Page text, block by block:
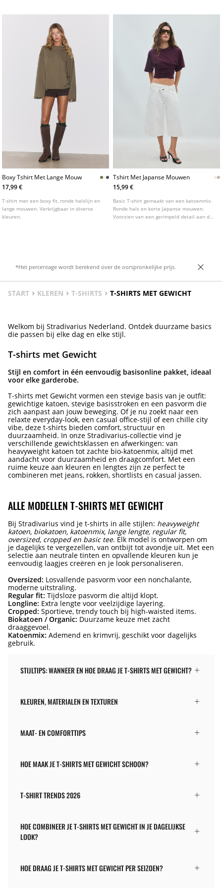
Boxy Tshirt Met Lange Mouw
17,99 €
T-shirt met een boxy fit, ronde halslijn en
lange mouwen. Verkrijgbaar in diverse
kleuren.
Tshirt Met Japanse Mouwen
15,99 €
Basic T-shirt gemaakt van een katoenmix.
Ronde hals en korte Japanse mouwen.
Voorzien van een gerimpeld detail aan de
*Het percentage wordt berekend over de oorspronkelijke prijs.
START KLEREN T-SHIRTS T-SHIRTS MET GEWICHT
Welkom bij Stradivarius Nederland. Ontdek duurzame basics
die passen bij elke dag en elke stijl.
T-shirts met Gewicht
Stijl en comfort in één eenvoudig basisonline pakket, ideaal
voor elke garderobe.
T-shirts met Gewicht vormen een stevige basis van je outfit:
gewichtige katoen, stevige basisstroken en een pasvorm die
zich aanpast aan jouw beweging. Of je nu zoekt naar een
relaxte everyday-look, een casual office-stijl of een chille city
vibe, deze t-shirts bieden comfort, structuur en
duurzaamheid. In onze Stradivarius-collectie vind je
verschillende gewichtsklassen en afwerkingen: van
heavyweight katoen tot zachte bio-katoenmix, altijd met
aandacht voor duurzaamheid en draagcomfort. Met een
ruime keuze aan kleuren en lengtes zijn ze perfect te
combineren met jeans, rokken, shortlists en casual jassen.
ALLE MODELLEN T-SHIRTS MET GEWICHT
Bij Stradivarius vind je t-shirts in alle stijlen: heavyweight
katoen, biokatoen, katoenmix, lange lengte, regular fit,
oversized, cropped en basic tee. Elk model is ontworpen om
je dagelijks te vergezellen, van ontbijt tot avondje uit. Met een
selectie aan neutrale tinten en opvallende kleuren kun je
eenvoudig laagjes creëren en je look personaliseren.
Oversized: Losvallende pasvorm voor een nonchalante,
moderne uitstraling.
Regular fit: Tijdsloze pasvorm die altijd klopt.
Longline: Extra lengte voor veelzijdige layering.
Cropped: Sportieve, trendy touch bij high-waisted items.
Biokatoen / Organic: Duurzame keuze met zacht
draaggevoel.
Katoenmix: Ademend en krimvrij, geschikt voor dagelijks
gebruik.
STIJLTIPS: WANNEER EN HOE DRAAG JE T-SHIRTS MET GEWICHT?
KLEUREN, MATERIALEN EN TEXTUREN
MAAT- EN COMFORTTIPS
HOE MAAK JE T-SHIRTS MET GEWICHT SCHOON?
T-SHIRT TRENDS 2026
HOE COMBINEER JE T-SHIRTS MET GEWICHT IN JE DAGELIJKSE
LOOK?
HOE DRAAG JE T-SHIRTS MET GEWICHT PER SEIZOEN?